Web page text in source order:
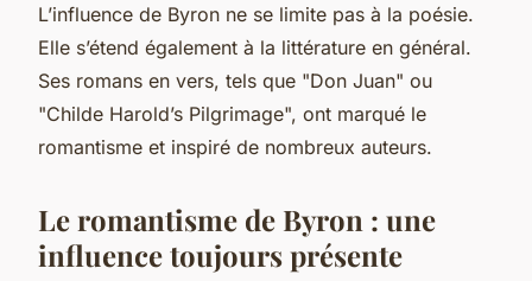
L’influence de Byron ne se limite pas à la poésie.
Elle s’étend également à la littérature en général.
Ses romans en vers, tels que "Don Juan" ou
"Childe Harold’s Pilgrimage", ont marqué le
romantisme et inspiré de nombreux auteurs.
Le romantisme de Byron : une
influence toujours présente